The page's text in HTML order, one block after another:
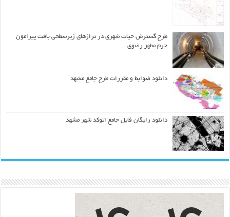
طرح گسترش حیات شهري در ترازهاي زیرسطحی بافت پیرامون
حرم مطهر رضوي
دانلود ضوابط و مقررات طرح جامع مشهد
دانلود رایگان فایل جامع اتوکد شهر مشهد